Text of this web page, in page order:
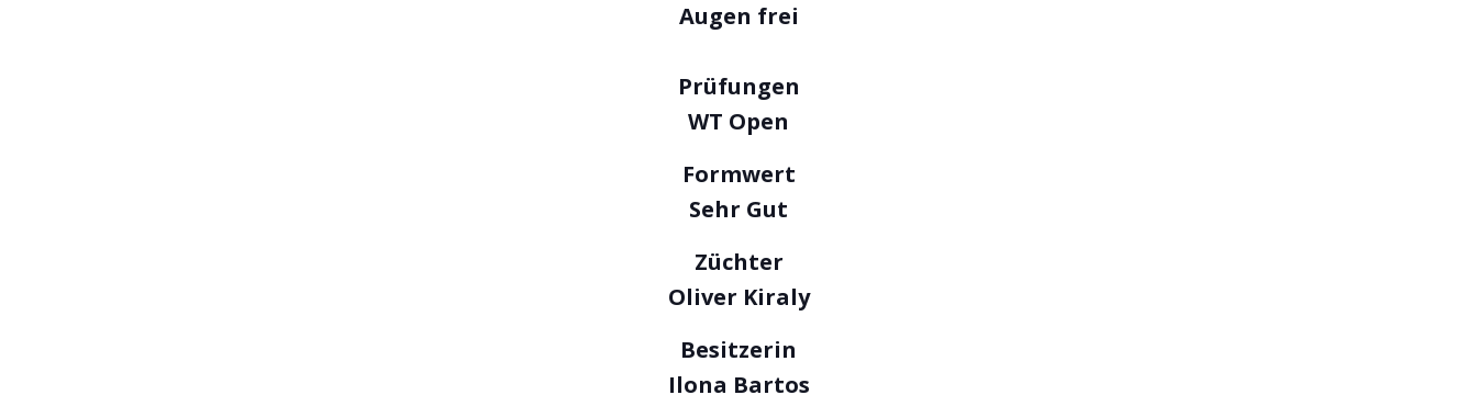
Augen frei
Prüfungen
WT Open
Formwert
Sehr Gut
Züchter
Oliver Kiraly
Besitzerin
Ilona Bartos